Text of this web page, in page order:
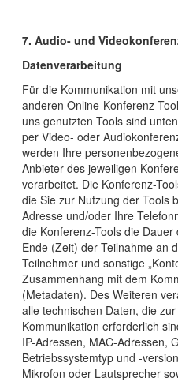
7. Audio- und
Datenverarbeitung
Für die Kommunikation mit
anderen Online-Konferenz-
uns genutzten Tools sind
per Video- oder
werden Ihre
Anbieter des jeweiligen
verarbeitet. Die Konferenz-
die Sie zur Nutzung der Tools
Adresse und/oder Ihre
die Konferenz-Tools die
Ende (Zeit) der Teilnahme an
Teilnehmer und sonstige
Zusammenhang mit dem
(Metadaten). Des Weiteren
alle technischen Daten, die
Kommunikation erforderlich
IP-Adressen, MAC-Adressen,
Betriebssystemtyp und -
Mikrofon oder Lautsprecher